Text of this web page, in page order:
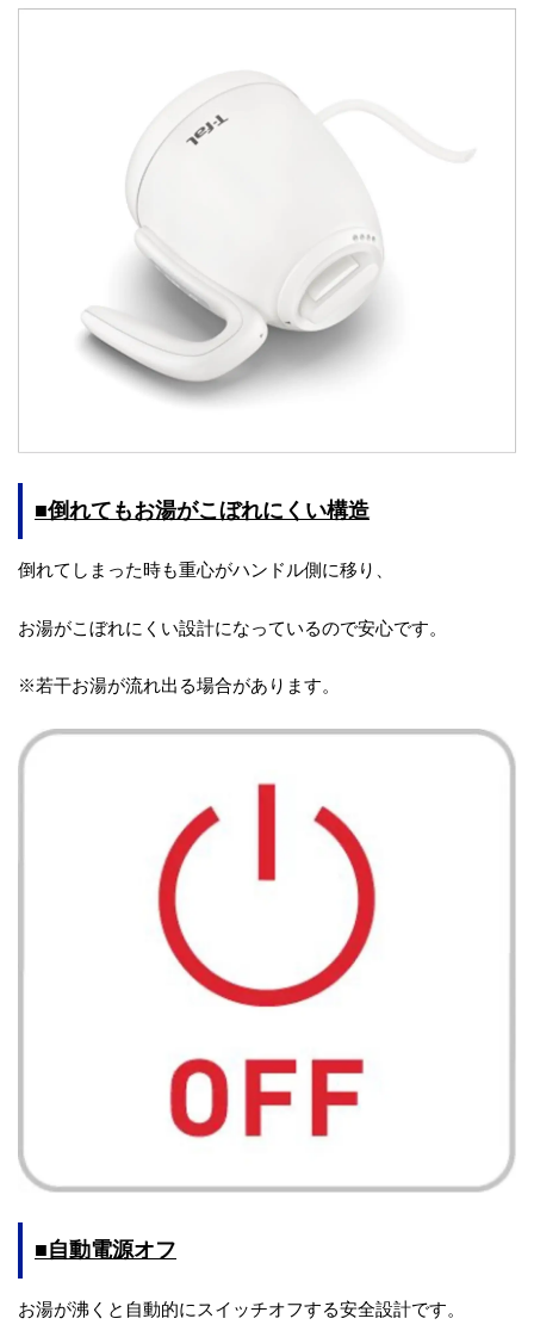
■倒れてもお湯がこぼれにくい構造
倒れてしまった時も重心がハンドル側に移り、
お湯がこぼれにくい設計になっているので安心です。
※若干お湯が流れ出る場合があります。
■自動電源オフ
お湯が沸くと自動的にスイッチオフする安全設計です。